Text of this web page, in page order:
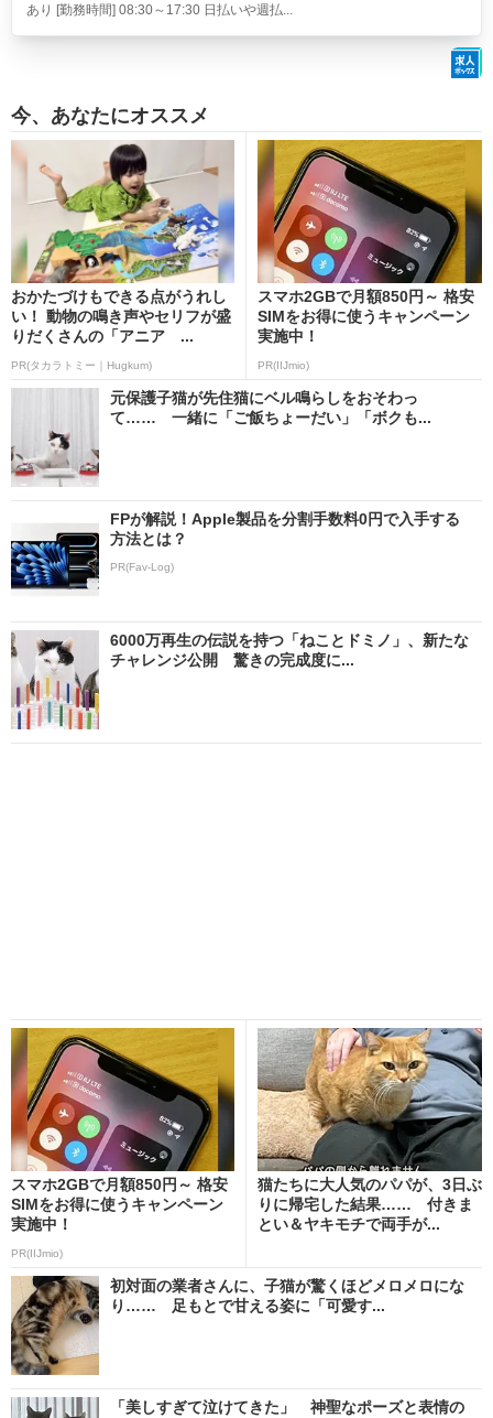
あり [勤務時間] 08:30～17:30 日払いや週払...
今、あなたにオススメ
おかたづけもできる点がうれし
い！ 動物の鳴き声やセリフが盛
りだくさんの「アニア ...
PR(タカラトミー｜Hugkum)
スマホ2GBで月額850円～ 格安
SIMをお得に使うキャンペーン
実施中！
PR(IIJmio)
元保護子猫が先住猫にベル鳴らしをおそわっ
て…… 一緒に「ご飯ちょーだい」「ボクも...
FPが解説！Apple製品を分割手数料0円で入手する
方法とは？
PR(Fav-Log)
6000万再生の伝説を持つ「ねことドミノ」、新たな
チャレンジ公開 驚きの完成度に...
スマホ2GBで月額850円～ 格安
SIMをお得に使うキャンペーン
実施中！
PR(IIJmio)
猫たちに大人気のパパが、3日ぶ
りに帰宅した結果…… 付きま
とい＆ヤキモチで両手が...
初対面の業者さんに、子猫が驚くほどメロメロにな
り…… 足もとで甘える姿に「可愛す...
「美しすぎて泣けてきた」 神聖なポーズと表情の